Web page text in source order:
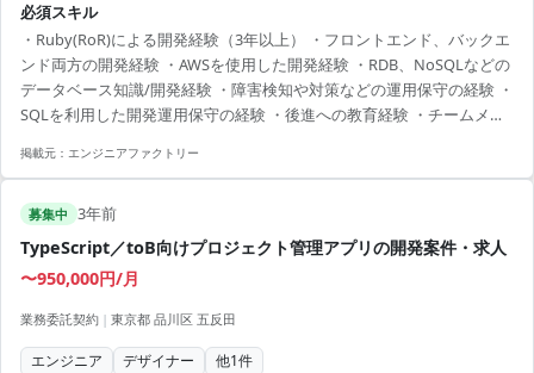
きます。 【技術スタック】 ・開発言語：Ruby ・フレームワーク：
Ruby on Rails ・データベース：RDB、NoSQL ・クラウド：AWS、GCP
・ツール：Git
必須スキル
・Ruby(RoR)による開発経験（3年以上） ・フロントエンド、バックエ
ンド両方の開発経験 ・AWSを使用した開発経験 ・RDB、NoSQLなどの
データベース知識/開発経験 ・障害検知や対策などの運用保守の経験 ・
SQLを利用した開発運用保守の経験 ・後進への教育経験 ・チームメン
掲載元： エンジニアファクトリー
募集中 3年前
TypeScript／toB向けプロジェクト管理アプリの開発案件・求人
〜950,000円/月
業務委託契約 | 東京都 品川区 五反田
エンジニア デザイナー 他1件